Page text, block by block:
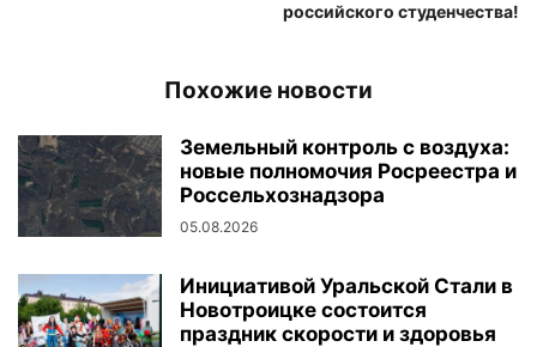
российского студенчества!
Похожие новости
Земельный контроль с воздуха:
новые полномочия Росреестра и
Россельхознадзора
05.08.2026
Инициативой Уральской Стали в
Новотроицке состоится
праздник скорости и здоровья